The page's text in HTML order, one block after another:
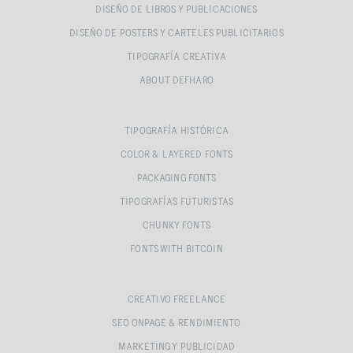
DISEÑO DE LIBROS Y PUBLICACIONES
DISEÑO DE POSTERS Y CARTELES PUBLICITARIOS
TIPOGRAFÍA CREATIVA
ABOUT DEFHARO
TIPOGRAFÍA HISTÓRICA
COLOR & LAYERED FONTS
PACKAGING FONTS
TIPOGRAFÍAS FUTURISTAS
CHUNKY FONTS
FONTS WITH BITCOIN
CREATIVO FREELANCE
SEO ONPAGE & RENDIMIENTO
MARKETING Y PUBLICIDAD